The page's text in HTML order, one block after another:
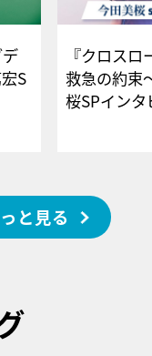
S
『クロス
救急の約束
桜SPイ
と見る